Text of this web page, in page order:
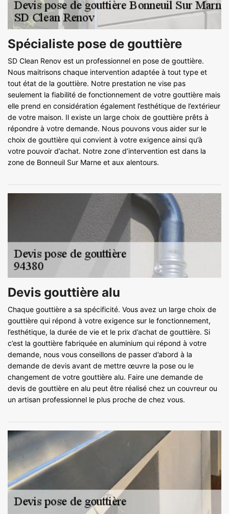
Spécialiste pose de gouttière
SD Clean Renov est un professionnel en pose de gouttière.
Nous maitrisons chaque intervention adaptée à tout type et
tout état de la gouttière. Notre prestation ne vise pas
seulement la fiabilité de fonctionnement de votre gouttière mais
elle prend en considération également l’esthétique de l’extérieur
de votre maison. Il existe un large choix de gouttière prêts à
répondre à votre demande. Nous pouvons vous aider sur le
choix de gouttière qui convient à votre exigence ainsi qu’à
votre pouvoir d’achat. Notre zone d’intervention est dans la
zone de Bonneuil Sur Marne et aux alentours.
Devis gouttière alu
Chaque gouttière a sa spécificité. Vous avez un large choix de
gouttière qui répond à votre exigence sur le fonctionnement,
l’esthétique, la durée de vie et le prix d’achat de gouttière. Si
c’est la gouttière fabriquée en aluminium qui répond à votre
demande, nous vous conseillons de passer d’abord à la
demande de devis avant de mettre œuvre la pose ou le
changement de votre gouttière alu. Faire une demande de
devis de gouttière en alu peut être réalisé chez un couvreur ou
un artisan professionnel le plus proche de chez vous.